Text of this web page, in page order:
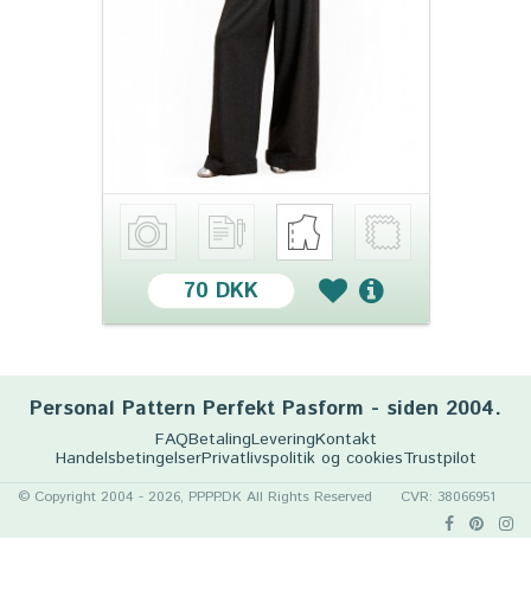
70 DKK
Personal Pattern Perfekt Pasform - siden 2004.
FAQBetalingLeveringKontakt
HandelsbetingelserPrivatlivspolitik og cookiesTrustpilot
© Copyright 2004 - 2026, PPPP.DK All Rights Reserved CVR: 38066951